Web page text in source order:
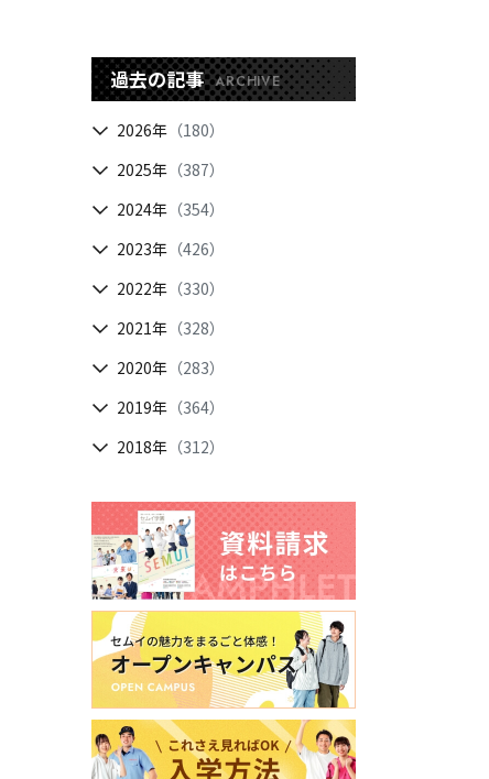
過去の記事 ARCHIVE
2026年 （180）
2025年 （387）
2024年 （354）
2023年 （426）
2022年 （330）
2021年 （328）
2020年 （283）
2019年 （364）
2018年 （312）